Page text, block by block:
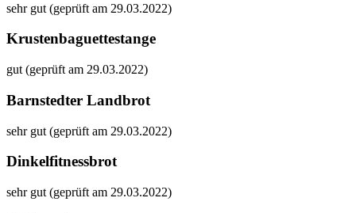
sehr gut (geprüft am 29.03.2022)
Krustenbaguettestange
gut (geprüft am 29.03.2022)
Barnstedter Landbrot
sehr gut (geprüft am 29.03.2022)
Dinkelfitnessbrot
sehr gut (geprüft am 29.03.2022)